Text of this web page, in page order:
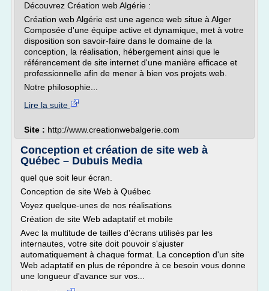
Découvrez Création web Algérie :
Création web Algérie est une agence web situe à Alger
Composée d'une équipe active et dynamique, met à votre
disposition son savoir-faire dans le domaine de la
conception, la réalisation, hébergement ainsi que le
référencement de site internet d'une manière efficace et
professionnelle afin de mener à bien vos projets web.
Notre philosophie...
Lire la suite
Site : http://www.creationwebalgerie.com
Conception et création de site web à
Québec – Dubuis Media
quel que soit leur écran.
Conception de site Web à Québec
Voyez quelque-unes de nos réalisations
Création de site Web adaptatif et mobile
Avec la multitude de tailles d'écrans utilisés par les
internautes, votre site doit pouvoir s'ajuster
automatiquement à chaque format. La conception d'un site
Web adaptatif en plus de répondre à ce besoin vous donne
une longueur d'avance sur vos...